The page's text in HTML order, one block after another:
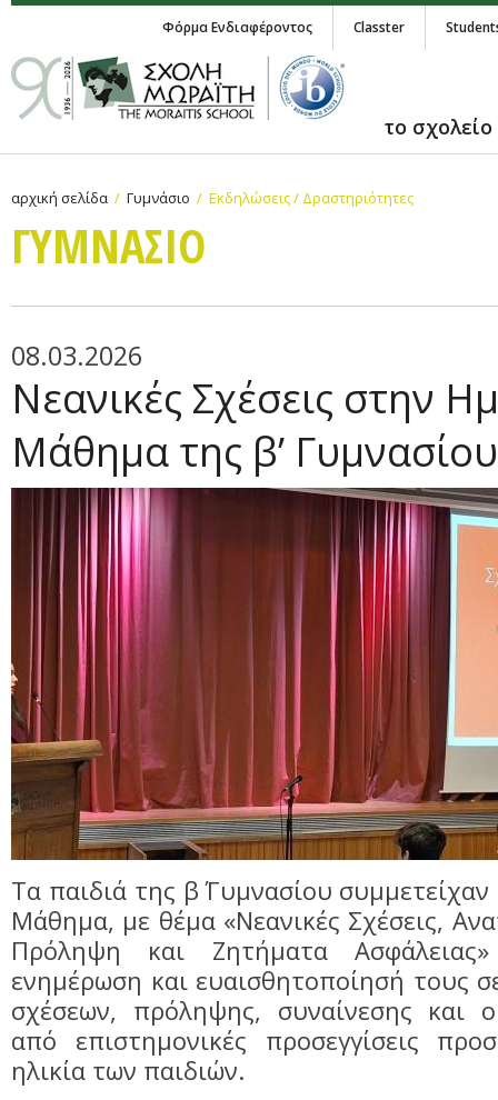
Φόρμα Ενδιαφέροντος Classter
το σχολείο
αρχική σελίδα Γυμνάσιο Εκδηλώσεις / Δραστηριότητες
ΓΥΜΝAΣΙΟ
08.03.2026
Νεανικές Σχέσεις στην
Μάθημα της β’ Γυμνασίου
Tα παιδιά της β΄ Γυμνασίου
Μάθημα, με θέμα «Νεανικές Σχέσεις,
Πρόληψη και Ζητήματα
ενημέρωση και ευαισθητοποίησή τους
σχέσεων, πρόληψης, συναίνεσης και
από επιστημονικές προσεγγίσεις
ηλικία των παιδιών.